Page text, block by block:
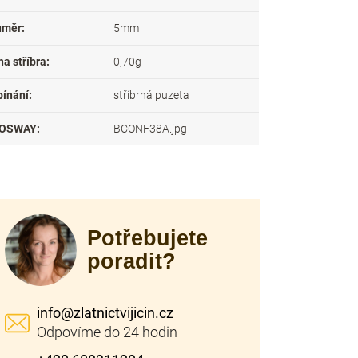
: 5mm
stříbra: 0,70g
: stříbrná puzeta
: BCONF38A.jpg
Potřebujete
poradit?
info@zlatnictvijicin.cz